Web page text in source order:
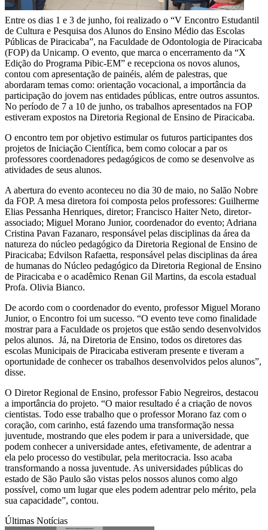
Entre os dias 1 e 3 de junho, foi realizado o “V Encontro Estudantil
de Cultura e Pesquisa dos Alunos do Ensino Médio das Escolas
Públicas de Piracicaba”, na Faculdade de Odontologia de Piracicaba
(FOP) da Unicamp. O evento, que marca o encerramento da “X
Edição do Programa Pibic-EM” e recepciona os novos alunos,
contou com apresentação de painéis, além de palestras, que
abordaram temas como: orientação vocacional, a importância da
participação do jovem nas entidades públicas, entre outros assuntos.
No período de 7 a 10 de junho, os trabalhos apresentados na FOP
estiveram expostos na Diretoria Regional de Ensino de Piracicaba.
O encontro tem por objetivo estimular os futuros participantes dos
projetos de Iniciação Científica, bem como colocar a par os
professores coordenadores pedagógicos de como se desenvolve as
atividades de seus alunos.
A abertura do evento aconteceu no dia 30 de maio, no Salão Nobre
da FOP. A mesa diretora foi composta pelos professores: Guilherme
Elias Pessanha Henriques, diretor; Francisco Haiter Neto, diretor-
associado; Miguel Morano Junior, coordenador do evento; Adriana
Cristina Pavan Fazanaro, responsável pelas disciplinas da área da
natureza do núcleo pedagógico da Diretoria Regional de Ensino de
Piracicaba; Edvilson Rafaetta, responsável pelas disciplinas da área
de humanas do Núcleo pedagógico da Diretoria Regional de Ensino
de Piracicaba e o acadêmico Renan Gil Martins, da escola estadual
Profa. Olivia Bianco.
De acordo com o coordenador do evento, professor Miguel Morano
Junior, o Encontro foi um sucesso. “O evento teve como finalidade
mostrar para a Faculdade os projetos que estão sendo desenvolvidos
pelos alunos. Já, na Diretoria de Ensino, todos os diretores das
escolas Municipais de Piracicaba estiveram presente e tiveram a
oportunidade de conhecer os trabalhos desenvolvidos pelos alunos”,
disse.
O Diretor Regional de Ensino, professor Fabio Negreiros, destacou
a importância do projeto. “O maior resultado é a criação de novos
cientistas. Todo esse trabalho que o professor Morano faz com o
coração, com carinho, está fazendo uma transformação nessa
juventude, mostrando que eles podem ir para a universidade, que
podem conhecer a universidade antes, efetivamente, de adentrar a
ela pelo processo do vestibular, pela meritocracia. Isso acaba
transformando a nossa juventude. As universidades públicas do
estado de São Paulo são vistas pelos nossos alunos como algo
possível, como um lugar que eles podem adentrar pelo mérito, pela
sua capacidade”, contou.
Últimas Notícias